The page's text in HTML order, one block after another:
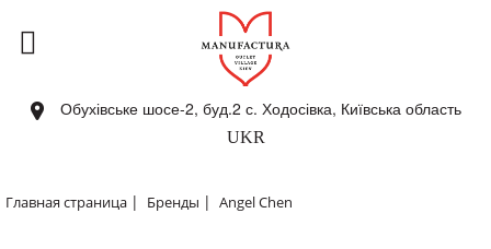
Обухівське шосе-2, буд.2 с. Ходосівка, Київська область
UKR
Главная страница | Бренды | Angel Chen